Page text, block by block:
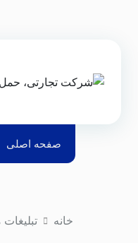
صفحه اصلی
خانه